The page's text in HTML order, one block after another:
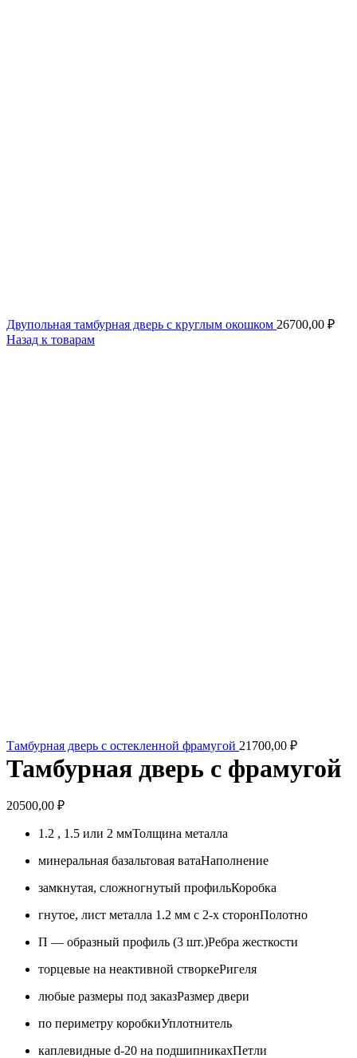
Двупольная тамбурная дверь с круглым окошком 26700,00 ₽
Назад к товарам
Тамбурная дверь с остекленной фрамугой 21700,00 ₽
Тамбурная дверь с фрамугой
20500,00 ₽
1.2 , 1.5 или 2 ммТолщина металла
минеральная базальтовая ватаНаполнение
замкнутая, сложногнутый профильКоробка
гнутое, лист металла 1.2 мм с 2-х сторонПолотно
П — образный профиль (3 шт.)Ребра жесткости
торцевые на неактивной створкеРигеля
любые размеры под заказРазмер двери
по периметру коробкиУплотнитель
каплевидные d-20 на подшипникахПетли